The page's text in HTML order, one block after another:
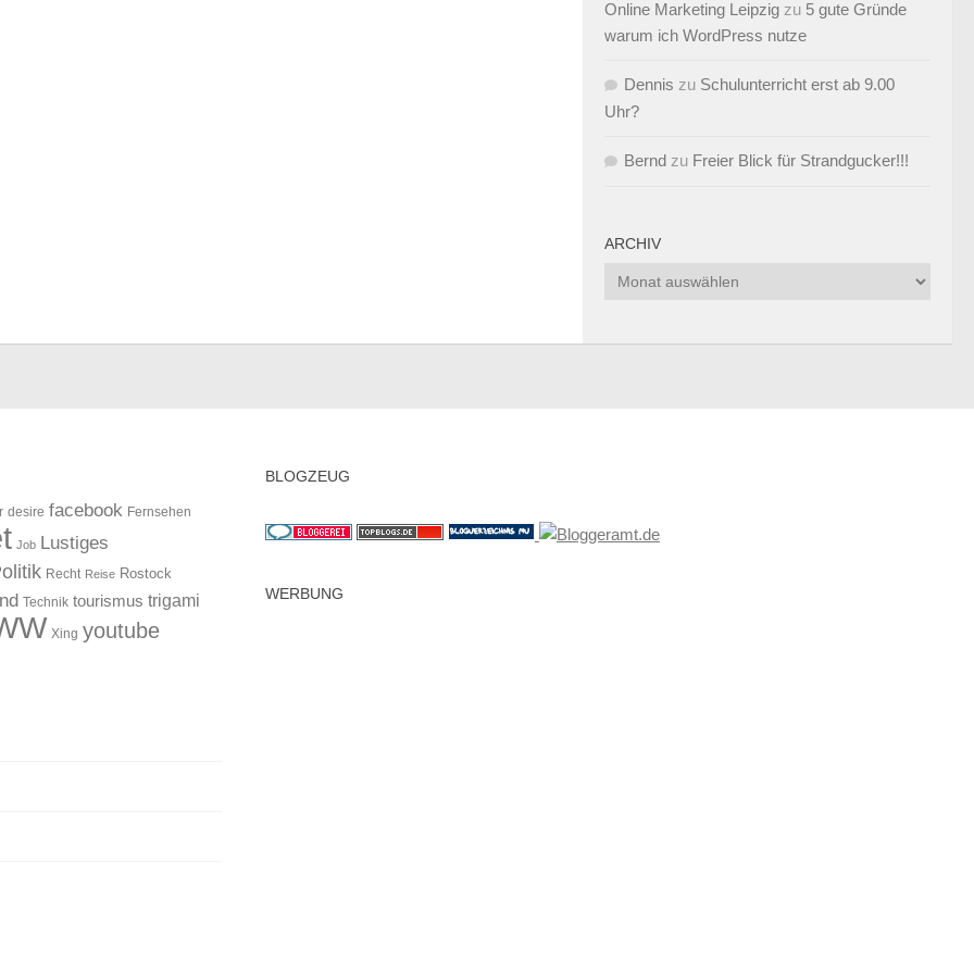
Online Marketing Leipzig zu 5 gute Gründe
warum ich WordPress nutze
Dennis zu Schulunterricht erst ab 9.00
Uhr?
Bernd zu Freier Blick für Strandgucker!!!
ARCHIV
Archiv
desire facebook Fernsehen
Job Lustiges
Recht Reise Rostock
Technik tourismus trigami
Xing youtube
BLOGZEUG
WERBUNG